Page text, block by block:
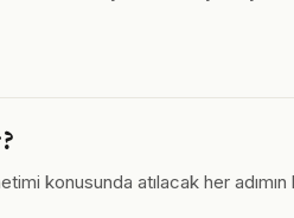
konusunda atılacak her adımın